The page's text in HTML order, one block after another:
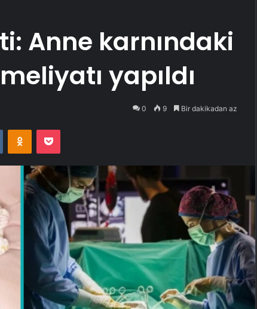
Anne karnındaki
yapıldı
0 9 Bir dakikadan az
VKontakteOdnoklassniki
Pocket